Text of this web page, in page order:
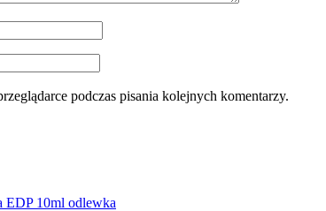
podczas pisania kolejnych komentarzy.